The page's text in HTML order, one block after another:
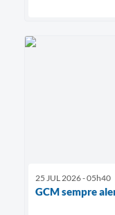
25 JUL 2026 - 05h40
GCM sempre